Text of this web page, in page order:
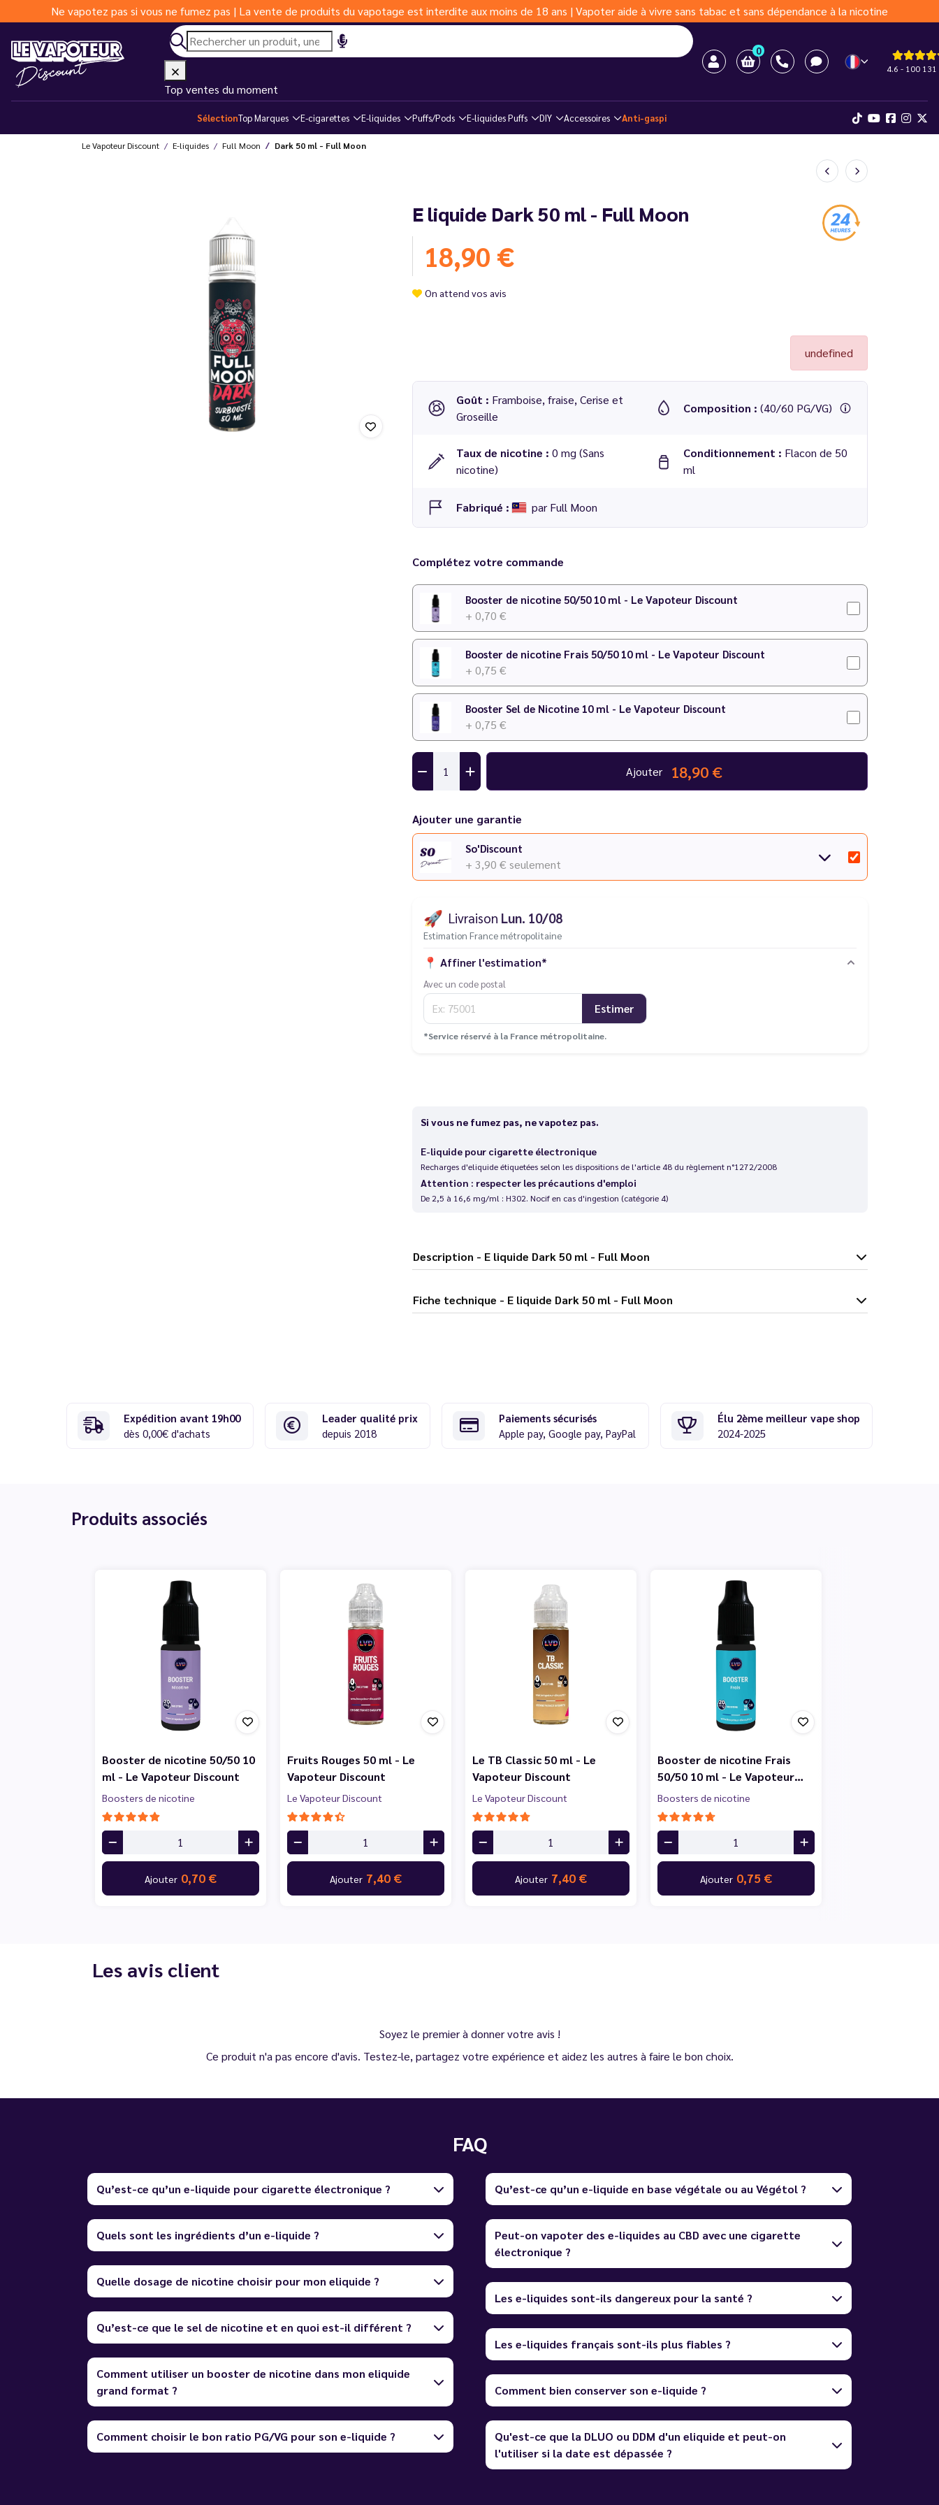
Ne vapotez pas si vous ne fumez pas | La vente de produits du vapotage est interdite aux moins de 18 ans | Vapoter aide à vivre sans tabac et sans dépendance à la nicotine
0
4.6 - 100 131
Top ventes du moment
SélectionTop Marques E-cigarettes E-liquides Puffs/Pods E-liquides Puffs DIY Accessoires Anti-gaspi
Le Vapoteur Discount E-liquides Full Moon Dark 50 ml - Full Moon
E liquide Dark 50 ml - Full Moon
18,90 €
On attend vos avis
undefined
Goût : Framboise, fraise, Cerise et
Groseille
Composition : (40/60 PG/VG)
Taux de nicotine : 0 mg (Sans
nicotine)
Conditionnement : Flacon de 50
ml
Fabriqué : par Full Moon
Complétez votre commande
Booster de nicotine 50/50 10 ml - Le Vapoteur Discount
+ 0,70 €
Booster de nicotine Frais 50/50 10 ml - Le Vapoteur Discount
+ 0,75 €
Booster Sel de Nicotine 10 ml - Le Vapoteur Discount
+ 0,75 €
Ajouter 18,90 €
Ajouter une garantie
So'Discount
+ 3,90 € seulement
🚀 Livraison Lun. 10/08
Estimation France métropolitaine
📍 Affiner l'estimation*
Avec un code postal
Estimer
*Service réservé à la France métropolitaine.
Si vous ne fumez pas, ne vapotez pas.
E-liquide pour cigarette électronique
Recharges d'eliquide étiquetées selon les dispositions de l'article 48 du règlement n°1272/2008
Attention : respecter les précautions d'emploi
De 2,5 à 16,6 mg/ml : H302. Nocif en cas d'ingestion (catégorie 4)
Description - E liquide Dark 50 ml - Full Moon
Fiche technique - E liquide Dark 50 ml - Full Moon
Expédition avant 19h00
dès 0,00€ d'achats
Leader qualité prix
depuis 2018
Paiements sécurisés
Apple pay, Google pay, PayPal
Élu 2ème meilleur vape shop
2024-2025
Produits associés
Booster de nicotine 50/50 10
ml - Le Vapoteur Discount
Boosters de nicotine
Ajouter 0,70 €
Fruits Rouges 50 ml - Le
Vapoteur Discount
Le Vapoteur Discount
Ajouter 7,40 €
Le TB Classic 50 ml - Le
Vapoteur Discount
Le Vapoteur Discount
Ajouter 7,40 €
Booster de nicotine Frais
50/50 10 ml - Le Vapoteur…
Boosters de nicotine
Ajouter 0,75 €
Les avis client
Soyez le premier à donner votre avis !
Ce produit n'a pas encore d'avis. Testez-le, partagez votre expérience et aidez les autres à faire le bon choix.
FAQ
Qu’est-ce qu’un e-liquide pour cigarette électronique ?
Quels sont les ingrédients d’un e-liquide ?
Quelle dosage de nicotine choisir pour mon eliquide ?
Qu’est-ce que le sel de nicotine et en quoi est-il différent ?
Comment utiliser un booster de nicotine dans mon eliquide
grand format ?
Comment choisir le bon ratio PG/VG pour son e-liquide ?
Qu’est-ce qu’un e-liquide en base végétale ou au Végétol ?
Peut-on vapoter des e-liquides au CBD avec une cigarette
électronique ?
Les e-liquides sont-ils dangereux pour la santé ?
Les e-liquides français sont-ils plus fiables ?
Comment bien conserver son e-liquide ?
Qu'est-ce que la DLUO ou DDM d'un eliquide et peut-on
l'utiliser si la date est dépassée ?